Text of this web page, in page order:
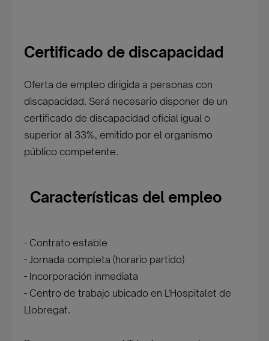
Certificado de discapacidad
Oferta de empleo dirigida a personas con
discapacidad. Será necesario disponer de un
certificado de discapacidad oficial igual o
superior al 33%, emitido por el organismo
público competente.
Características del empleo
- Contrato estable
- Jornada completa (horario partido)
- Incorporación inmediata
- Centro de trabajo ubicado en L'Hospitalet de
Llobregat.